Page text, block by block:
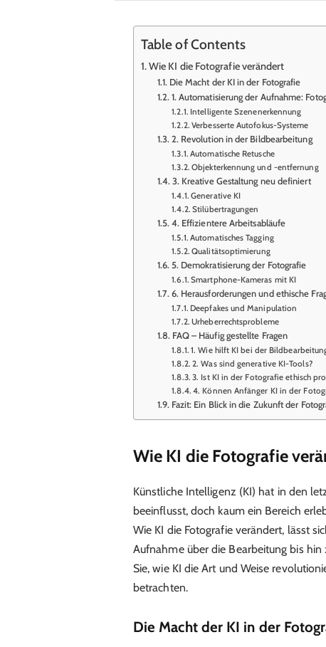
Table of Contents
Wie KI die Fotografie verändert
Die Macht der KI in der Fotografie
1. Automatisierung der Aufnahme:
Intelligente Szenenerkennung
Verbesserte Autofokus-Systeme
2. Revolution in der Bildbearbeitung
Automatische Retusche
Objekterkennung und -entfernung
3. Kreative Gestaltung neu definiert
Generative KI
Stilübertragungen
4. Effizientere Arbeitsabläufe
Automatisches Tagging
Qualitätsoptimierung
5. Demokratisierung der Fotografie
Smartphone-Kameras mit KI
6. Herausforderungen und ethische
Deepfakes und Manipulation
Urheberrechtsprobleme
FAQ – Häufig gestellte Fragen
1. Wie hilft KI bei der
2. Was sind generative KI-Tools?
3. Ist KI in der Fotografie ethisch
4. Können Anfänger KI in der
Fazit: Ein Blick in die Zukunft der
Wie KI die Fotografie
Künstliche Intelligenz (KI) hat in den
beeinflusst, doch kaum ein Bereich
Wie KI die Fotografie verändert, lässt
Aufnahme über die Bearbeitung bis
Sie, wie KI die Art und Weise
betrachten.
Die Macht der KI in der